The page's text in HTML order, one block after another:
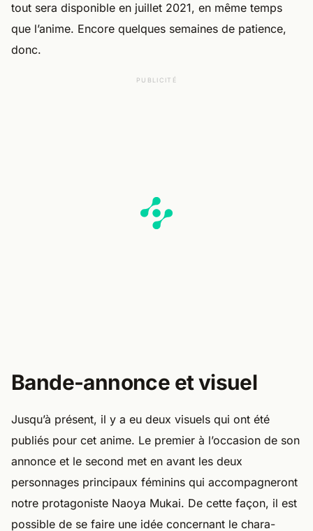
tout sera disponible en juillet 2021, en même temps
que l’anime. Encore quelques semaines de patience,
donc.
PUBLICITÉ
Bande-annonce et visuel
Jusqu’à présent, il y a eu deux visuels qui ont été
publiés pour cet anime. Le premier à l’occasion de son
annonce et le second met en avant les deux
personnages principaux féminins qui accompagneront
notre protagoniste Naoya Mukai. De cette façon, il est
possible de se faire une idée concernant le chara-